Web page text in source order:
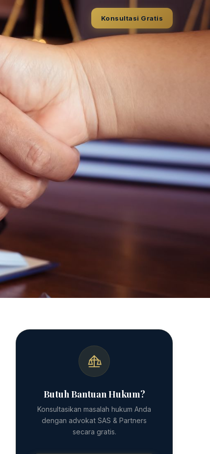
Konsultasi Gratis
Butuh Bantuan Hukum?
Konsultasikan masalah hukum Anda
dengan advokat SAS & Partners
secara gratis.